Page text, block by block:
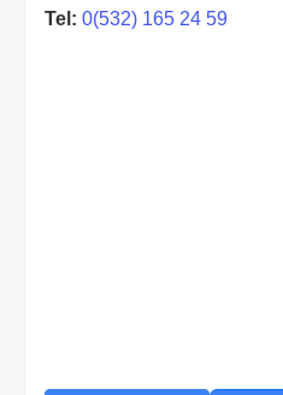
Tel: 0(532) 165 24 59